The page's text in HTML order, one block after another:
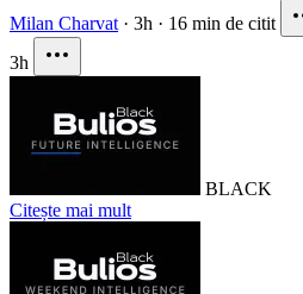
Milan Charvat · 3h · 16 min de citit
3h
BLACK
Citește mai mult